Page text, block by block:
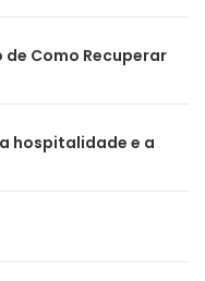
Como Recuperar
hospitalidade e a